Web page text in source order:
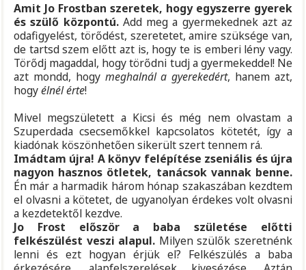
Amit Jo Frostban szeretek, hogy egyszerre gyerek
és szülő központú.Add meg a gyermekednek azt az
odafigyelést, törődést, szeretetet, amire szüksége van,
de tartsd szem előtt azt is, hogy te is emberi lény vagy.
Törődj magaddal, hogy törődni tudj a gyermekeddel! Ne
azt mondd, hogy meghalnál a gyerekedért, hanem azt,
hogyélnél érte!
Mivel megszületett a Kicsi és még nem olvastam a
Szuperdada csecsemőkkel kapcsolatos kötetét, így a
kiadónak köszönhetően sikerült szert tennem rá.
Imádtam újra! A könyv felépítése zseniális és újra
nagyon hasznos ötletek, tanácsok vannak benne.
Én már a harmadik három hónap szakaszában kezdtem
el olvasni a kötetet, de ugyanolyan érdekes volt olvasni
a kezdetektől kezdve.
Jo Frost először a baba születése előtti
felkészülést veszi alapul. Milyen szülők szeretnénk
lenni és ezt hogyan érjük el? Felkészülés a baba